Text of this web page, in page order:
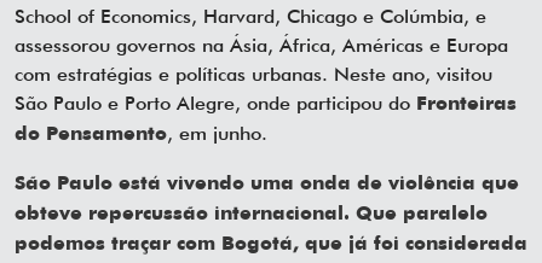
School of Economics, Harvard, Chicago e Colúmbia, e
assessorou governos na Ásia, África, Américas e Europa
com estratégias e políticas urbanas. Neste ano, visitou
São Paulo e Porto Alegre, onde participou do Fronteiras
do Pensamento, em junho.
São Paulo está vivendo uma onda de violência que
obteve repercussão internacional. Que paralelo
podemos traçar com Bogotá, que já foi considerada